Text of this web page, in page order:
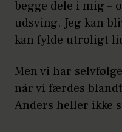
begge dele i mig –
udsving. Jeg kan
kan fylde utroligt
Men vi har
når vi færdes
Anders heller ikke